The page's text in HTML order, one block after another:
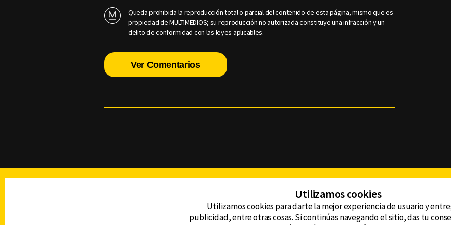
Queda prohibida la reproducción total o parcial del contenido de esta página, mismo que es
propiedad de MULTIMEDIOS; su reproducción no autorizada constituye una infracción y un
delito de conformidad con las leyes aplicables.
Ver Comentarios
DERECHOS RESERVADOS © CANAL 6 2026 CONTACTO
Utilizamos cookies
Utilizamos cookies para darte la mejor experiencia de usuario y
publicidad, entre otras cosas. Si continúas navegando el sitio, das tu